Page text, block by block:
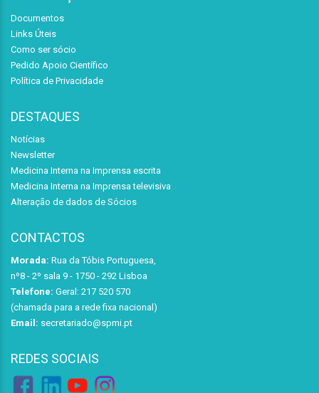
Documentos
Links Úteis
Como ser sócio
Pedido Apoio Científico
Política de Privacidade
DESTAQUES
Notícias
Newsletter
Medicina Interna na Imprensa escrita
Medicina Interna na Imprensa televisiva
Alteração de dados de Sócios
CONTACTOS
Morada: Rua da Tóbis Portuguesa,
nº8 - 2º sala 9 - 1750 - 292 Lisboa
Telefone: Geral: 217 520 570
(chamada para a rede fixa nacional)
Email: secretariado@spmi.pt
REDES SOCIAIS